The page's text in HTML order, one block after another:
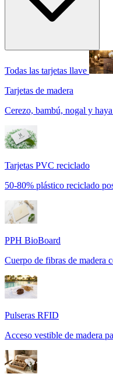
Todas las tarjetas llave
Tarjetas de madera
Cerezo, bambú, nogal y
Tarjetas PVC reciclado
50-80% plástico reciclado
PPH BioBoard
Cuerpo de fibras de madera
Pulseras RFID
Acceso vestible de madera